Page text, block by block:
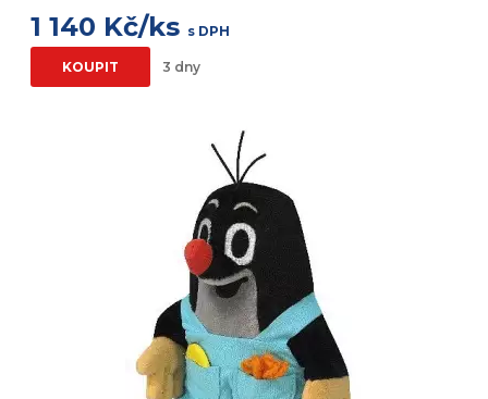
1 140 Kč/ks s DPH
KOUPIT 3 dny